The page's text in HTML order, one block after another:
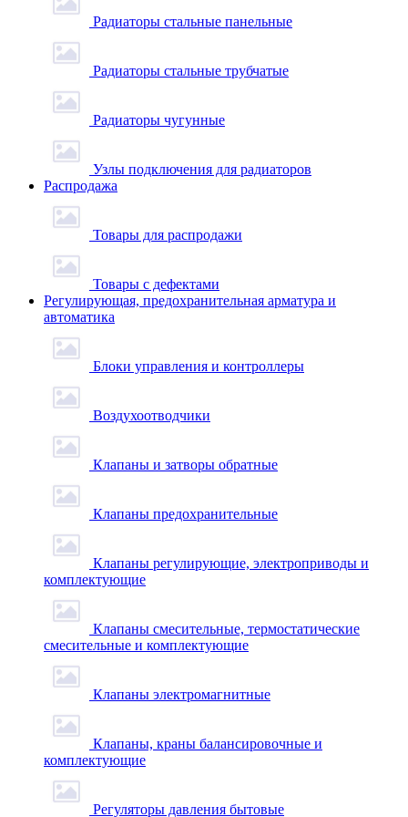
Радиаторы стальные панельные
Радиаторы стальные трубчатые
Радиаторы чугунные
Узлы подключения для радиаторов
Распродажа
Товары для распродажи
Товары с дефектами
Регулирующая, предохранительная арматура и
автоматика
Блоки управления и контроллеры
Воздухоотводчики
Клапаны и затворы обратные
Клапаны предохранительные
Клапаны регулирующие, электроприводы и
комплектующие
Клапаны смесительные, термостатические
смесительные и комплектующие
Клапаны электромагнитные
Клапаны, краны балансировочные и
комплектующие
Регуляторы давления бытовые